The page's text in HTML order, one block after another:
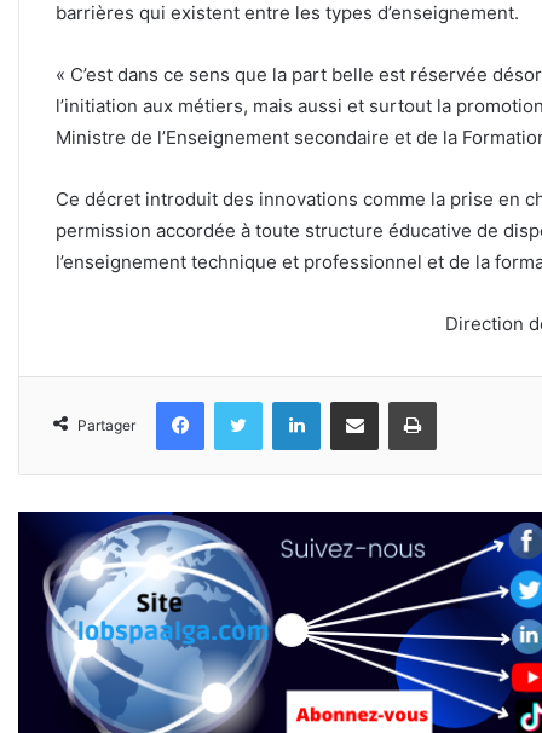
barrières qui existent entre les types d’enseignement.
« C’est dans ce sens que la part belle est réservée
l’initiation aux métiers, mais aussi et surtout la
Ministre de l’Enseignement secondaire et de la
Ce décret introduit des innovations comme la prise en
permission accordée à toute structure éducative de
l’enseignement technique et professionnel et de la
Direction
Partager
FacebookTwitter LinkedinPartager par email Imprimer